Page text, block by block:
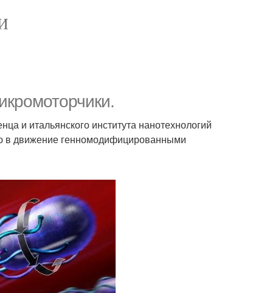
и итальянского института нанотехнологий
в движение генномодифицированными